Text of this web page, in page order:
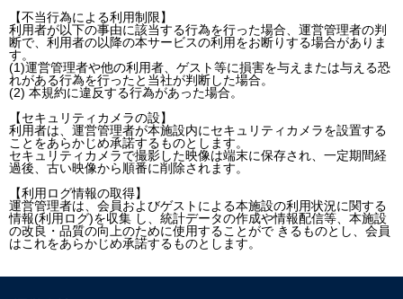
【不当行為による利用制限】
利用者が以下の事由に該当する行為を行った場合、運営管理者の判
断で、利用者の以降の本サービスの利用をお断りする場合がありま
す。
(1)運営管理者や他の利用者、ゲスト等に損害を与えまたは与える恐
れがある行為を行ったと当社が判断した場合。
(2) 本規約に違反する行為があった場合。
【セキュリティカメラの設】
利用者は、運営管理者が本施設内にセキュリティカメラを設置する
ことをあらかじめ承諾するものとします。
セキュリティカメラで撮影した映像は端末に保存され、一定期間経
過後、古い映像から順番に削除されます。
【利用ログ情報の取得】
運営管理者は、会員およびゲストによる本施設の利用状況に関する
情報(利用ログ)を収集 し、統計データの作成や情報配信等、本施設
の改良・品質の向上のために使用することがで きるものとし、会員
はこれをあらかじめ承諾するものとします。